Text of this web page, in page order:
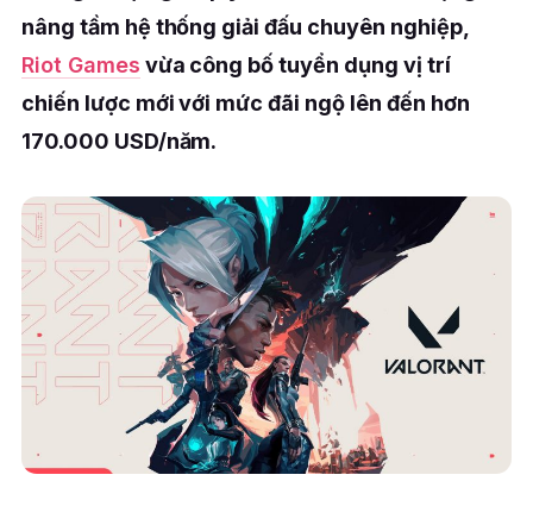
nâng tầm hệ thống giải đấu chuyên nghiệp,
Riot Games vừa công bố tuyển dụng vị trí
chiến lược mới với mức đãi ngộ lên đến hơn
170.000 USD/năm.